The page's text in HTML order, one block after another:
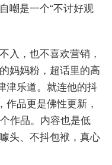
嘲是一个“不讨好观
入，也不喜欢营销，
妈妈粉，超话里的高
津乐道。就连他的抖
作品更是佛性更新，
作品。内容也是低
头、不抖包袱，真心